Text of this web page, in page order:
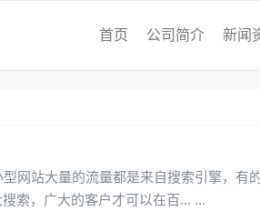
首页 公司简介 新闻
网站大量的流量都是来自搜索引擎，有
索，广大的客户才可以在百...